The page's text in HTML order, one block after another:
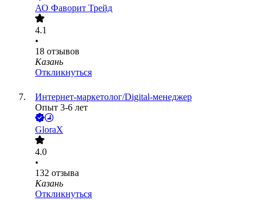
АО Фаворит Трейд
4.1
•
18 отзывов
Казань
Откликнуться
Интернет-маркетолог/Digital-менеджер
Опыт 3-6 лет
GloraX
4.0
•
132 отзыва
Казань
Откликнуться